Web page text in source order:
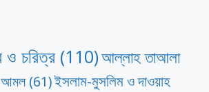
ও চরিত্র (110)আল্লাহ তাআলা
আমল(61)ইসলাম-মুসলিম ও দাওয়াহ